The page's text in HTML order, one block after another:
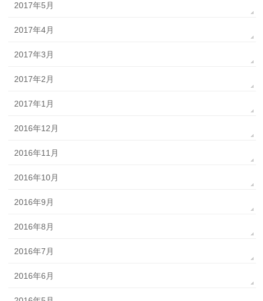
2017年5月
2017年4月
2017年3月
2017年2月
2017年1月
2016年12月
2016年11月
2016年10月
2016年9月
2016年8月
2016年7月
2016年6月